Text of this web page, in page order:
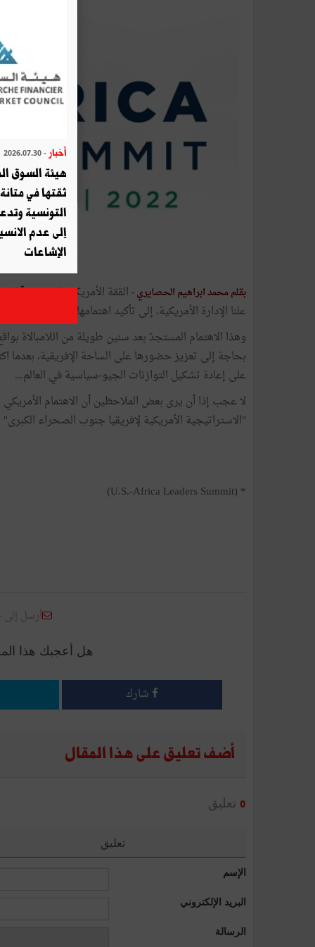
بقلم محمد ابراهيم الحصايري - القمّة الأمريكية الإفريقية*
علنا الإدارة الأمريكية، إلى تأكيد اهتمامها بالقارة السمراء.
وهذا الاهتمام المستجدّ بعد سنين طويلة من اللامبالاة
بحاجة إلى تعزيز حضورها على الساحة الإفريقية، بعدما
على إعادة تشكيل التوازنات الجيو-سياسية في العالم...
لا عجب إذا أن يرى بعض الملاحظين أن الاهتمام
"الاستراتيجية الأمريكية لإفريقيا جنوب الصحراء الكبرى"
* (U.S.-Africa Leaders Summit)
أرسل
هل أعجبك هذا
شارك
أضف تعليق على هذا المقال
0 تعليق
تعليق
الإسم
البريد الإلكتروني
الرسالة
أخبار - 2026.07.30
هيئة السوق
ثقتها في
التونسية
إلى عدم
الإشاعات